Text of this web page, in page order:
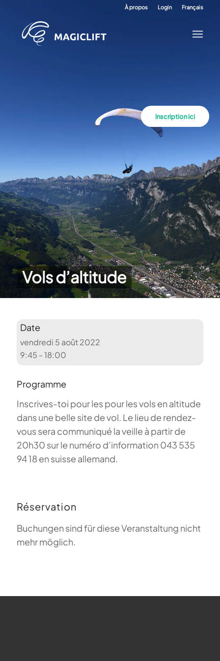
À propos Login Français
Vols d’altitude
Inscription ici
Date
vendredi 5 août 2022
9:45 - 18:00
Programme
Inscrives-toi pour les pour les vols en altitude
dans une belle site de vol. Le lieu de rendez-
vous sera communiqué la veille à partir de
20h30 sur le numéro d’information 043 535
94 18 en suisse allemand.
Réservation
Buchungen sind für diese Veranstaltung nicht
mehr möglich.